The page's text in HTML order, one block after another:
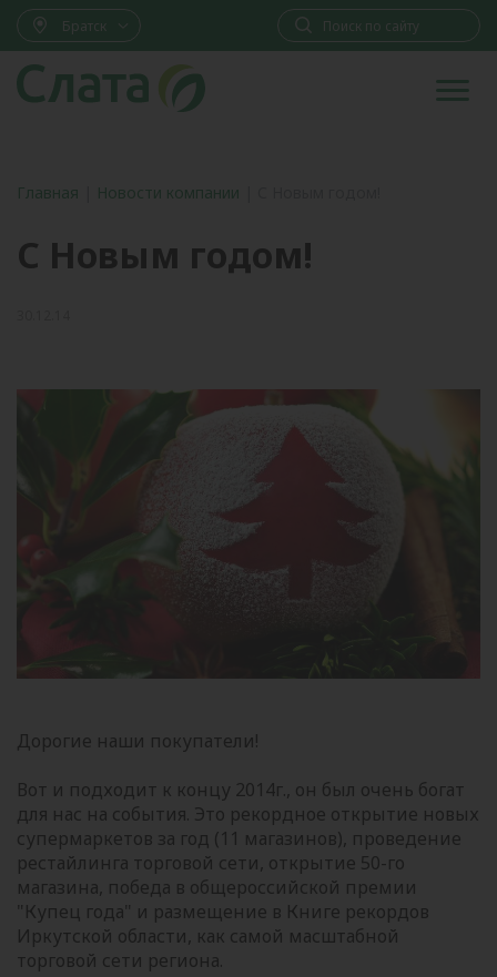
Братск
Главная Новости компании
С Новым годом!
Дорогие наши покупатели!
Вот и подходит к концу 2014г., он был очень богат
для нас на события. Это рекордное открытие новых
супермаркетов за год (11 магазинов), проведение
рестайлинга торговой сети, открытие 50-го
магазина, победа в общероссийской премии
"Купец года" и размещение в Книге рекордов
Иркутской области, как самой масштабной
торговой сети региона.